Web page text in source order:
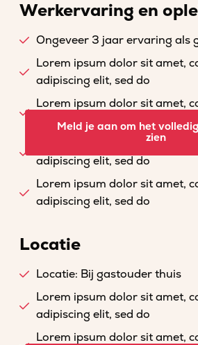
Werkervaring en
Ongeveer 3 jaar ervaring als
Lorem ipsum dolor sit amet,
adipiscing elit, sed do
Lorem ipsum dolor sit amet,
adipiscing elit, sed do
Lorem ipsum dolor sit amet,
adipiscing elit, sed do
Lorem ipsum dolor sit amet,
adipiscing elit, sed do
Meld je aan om het
zien
Locatie
Locatie: Bij gastouder thuis
Lorem ipsum dolor sit amet,
adipiscing elit, sed do
Lorem ipsum dolor sit amet,